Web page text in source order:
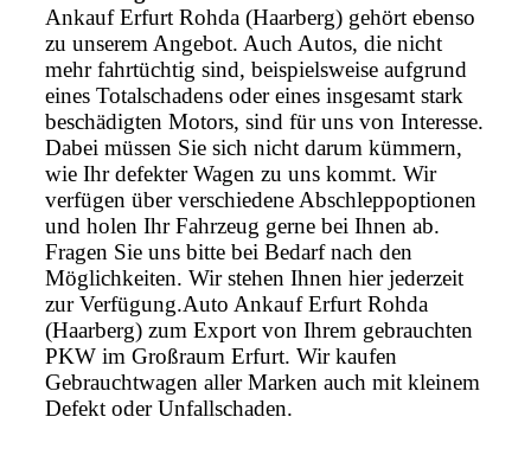
Ankauf Erfurt Rohda (Haarberg) gehört ebenso
zu unserem Angebot. Auch Autos, die nicht
mehr fahrtüchtig sind, beispielsweise aufgrund
eines Totalschadens oder eines insgesamt stark
beschädigten Motors, sind für uns von Interesse.
Dabei müssen Sie sich nicht darum kümmern,
wie Ihr defekter Wagen zu uns kommt. Wir
verfügen über verschiedene Abschleppoptionen
und holen Ihr Fahrzeug gerne bei Ihnen ab.
Fragen Sie uns bitte bei Bedarf nach den
Möglichkeiten. Wir stehen Ihnen hier jederzeit
zur Verfügung.Auto Ankauf Erfurt Rohda
(Haarberg) zum Export von Ihrem gebrauchten
PKW im Großraum Erfurt. Wir kaufen
Gebrauchtwagen aller Marken auch mit kleinem
Defekt oder Unfallschaden.